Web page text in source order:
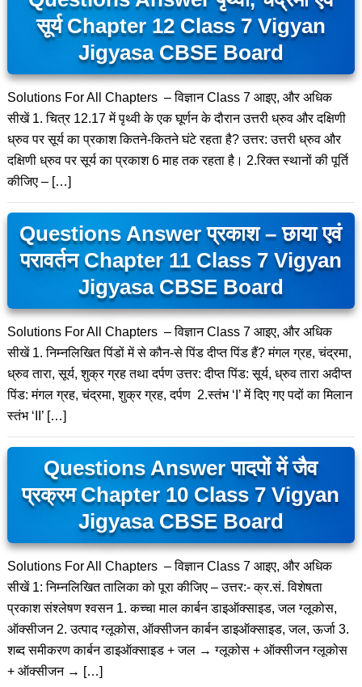
सूर्य Chapter 12 Class 7 Vigyan
Jigyasa CBSE Board
Solutions For All Chapters – विज्ञान Class 7 आइए, और अधिक
सीखें 1. चित्र 12.17 में पृथ्वी के एक घूर्णन के दौरान उत्तरी ध्रुव और दक्षिणी
ध्रुव पर सूर्य का प्रकाश कितने-कितने घंटे रहता है? उत्तर: उत्तरी ध्रुव और
दक्षिणी ध्रुव पर सूर्य का प्रकाश 6 माह तक रहता है। 2.रिक्त स्थानों की पूर्ति
कीजिए – […]
Questions Answer प्रकाश – छाया एवं
परावर्तन Chapter 11 Class 7 Vigyan
Jigyasa CBSE Board
Solutions For All Chapters – विज्ञान Class 7 आइए, और अधिक
सीखें 1. निम्नलिखित पिंडों में से कौन-से पिंड दीप्त पिंड हैं? मंगल ग्रह, चंद्रमा,
ध्रुव तारा, सूर्य, शुक्र ग्रह तथा दर्पण उत्तर: दीप्त पिंड: सूर्य, ध्रुव तारा अदीप्त
पिंड: मंगल ग्रह, चंद्रमा, शुक्र ग्रह, दर्पण 2.स्तंभ ‘I’ में दिए गए पदों का मिलान
स्तंभ ‘II’ […]
Questions Answer पादपों में जैव
प्रक्रम Chapter 10 Class 7 Vigyan
Jigyasa CBSE Board
Solutions For All Chapters – विज्ञान Class 7 आइए, और अधिक
सीखें 1: निम्नलिखित तालिका को पूरा कीजिए – उत्तर:- क्र.सं. विशेषता
प्रकाश संश्लेषण श्वसन 1. कच्चा माल कार्बन डाइऑक्साइड, जल ग्लूकोस,
ऑक्सीजन 2. उत्पाद ग्लूकोस, ऑक्सीजन कार्बन डाइऑक्साइड, जल, ऊर्जा 3.
शब्द समीकरण कार्बन डाइऑक्साइड + जल → ग्लूकोस + ऑक्सीजन ग्लूकोस
+ ऑक्सीजन → […]